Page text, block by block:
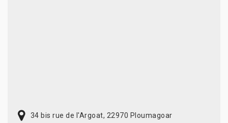
34 bis rue de l'Argoat, 22970 Ploumagoar